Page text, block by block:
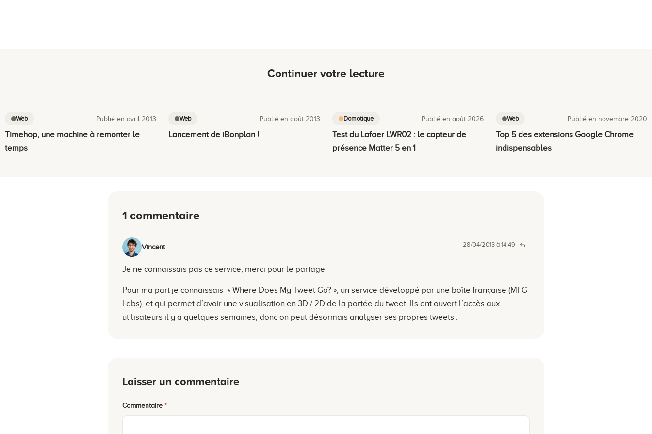
Continuer votre lecture
Web Publié en avril 2013
Timehop, une machine à remonter le
temps
Web Publié en août 2013
Lancement de iBonplan !
Domotique Publié en août 2026
Test du Lafaer LWR02 : le capteur de
présence Matter 5 en 1
Web Publié en novembre 2020
Top 5 des extensions Google Chrome
indispensables
1 commentaire
Vincent 28/04/2013 à 14:49
Je ne connaissais pas ce service, merci pour le partage.
Pour ma part je connaissais » Where Does My Tweet Go? », un service développé par une boîte française (MFG
Labs), et qui permet d’avoir une visualisation en 3D / 2D de la portée du tweet. Ils ont ouvert l’accès aux
utilisateurs il y a quelques semaines, donc on peut désormais analyser ses propres tweets :
Laisser un commentaire
Commentaire *